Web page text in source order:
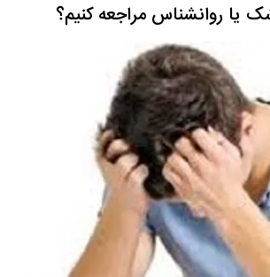
یا روانشناس مراجعه کنیم؟